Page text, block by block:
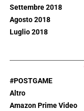
Settembre 2018
Agosto 2018
Luglio 2018
#POSTGAME
Altro
Amazon Prime Video